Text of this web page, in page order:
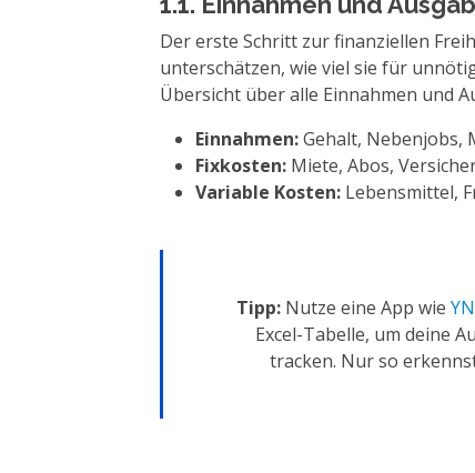
Der erste Schritt zur finanziellen
unterschätzen, wie viel sie für
Übersicht über alle Einnahmen und
Einnahmen:Gehalt, Nebenjobs,
Fixkosten: Miete, Abos,
Variable Kosten: Lebensmittel,
Tipp:Nutze eine App wie
Excel-Tabelle, um deine
tracken. Nur so